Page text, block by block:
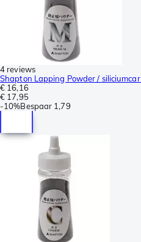
4 reviews
Shapton Lapping Powder /
€ 16,16
€ 17,95
-10%Bespaar 1,79